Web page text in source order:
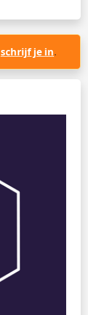
schrijf je in.